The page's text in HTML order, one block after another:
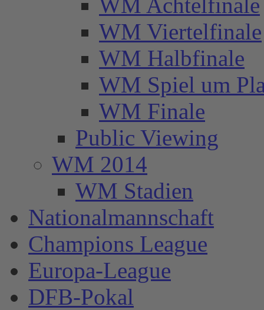
WM Viertelfinale
WM Halbfinale
WM Spiel um
WM Finale
Public Viewing
WM 2014
WM Stadien
Nationalmannschaft
Champions League
Europa-League
DFB-Pokal